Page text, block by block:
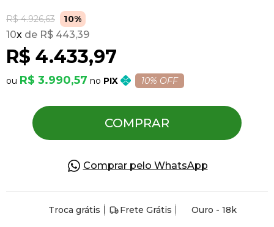
R$ 4.926,63 10%
R$ 4.433,97
10x R$ 443,39
R$ 3.990,57 PIX 10% OFF
COMPRAR
Comprar pelo WhatsApp
Troca grátis Frete Grátis Ouro - 18k
Pulseiras
Piercing
Pedras Preciosas